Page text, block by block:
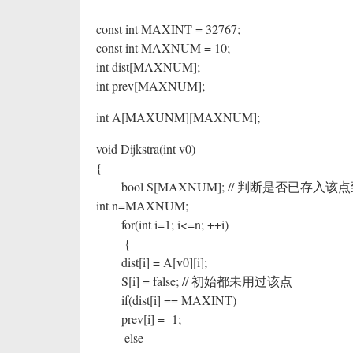
const int MAXINT = 32767;
const int MAXNUM = 10;
int dist[MAXNUM];
int prev[MAXNUM];
int A[MAXUNM][MAXNUM];
void Dijkstra(int v0)
{
bool S[MAXNUM]; // 判断是否已存入该点
int n=MAXNUM;
for(int i=1; i<=n; ++i)
{
dist[i] = A[v0][i];
S[i] = false; // 初始都未用过该点
if(dist[i] == MAXINT)
prev[i] = -1;
else